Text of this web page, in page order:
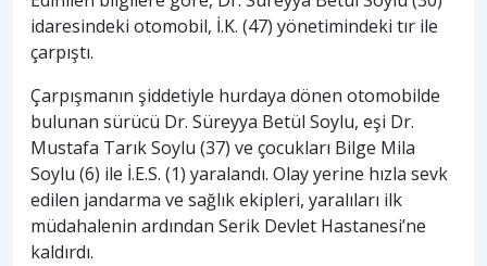
idaresindeki otomobil, İ.K. (47) yönetimindeki tır ile
çarpıştı.
Çarpışmanın şiddetiyle hurdaya dönen otomobilde
bulunan sürücü Dr. Süreyya Betül Soylu, eşi Dr.
Mustafa Tarık Soylu (37) ve çocukları Bilge Mila
Soylu (6) ile İ.E.S. (1) yaralandı. Olay yerine hızla sevk
edilen jandarma ve sağlık ekipleri, yaralıları ilk
müdahalenin ardından Serik Devlet Hastanesi’ne
kaldırdı.